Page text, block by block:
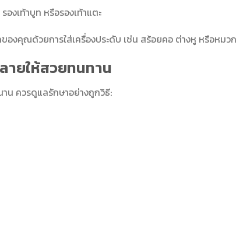
องเท้าบูท หรือรองเท้าแตะ
งคุณด้วยการใส่เครื่องประดับ เช่น สร้อยคอ ต่างหู หรือหมวก
ายให้สวยทนทาน
น ควรดูแลรักษาอย่างถูกวิธี: